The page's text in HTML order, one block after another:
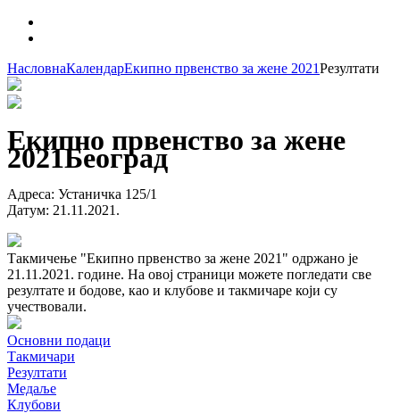
НасловнаКалендарЕкипно првенство за жене 2021Резултати
Екипно првенство за жене
2021Београд
Адреса: Устаничка 125/1
Датум: 21.11.2021.
Такмичење "Екипно првенство за жене 2021" одржано је
21.11.2021. године. На овој страници можете погледати све
резултате и бодове, као и клубове и такмичаре који су
учествовали.
Основни подаци
Такмичари
Резултати
Медаље
Клубови